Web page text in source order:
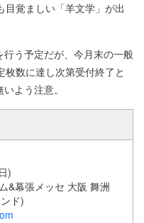
目覚ましい「羊文学」が出
う予定だが、今月末の一般
数に達し次第受付終了と
よう注意。
)
&幕張メッセ 大阪 舞洲
ド)